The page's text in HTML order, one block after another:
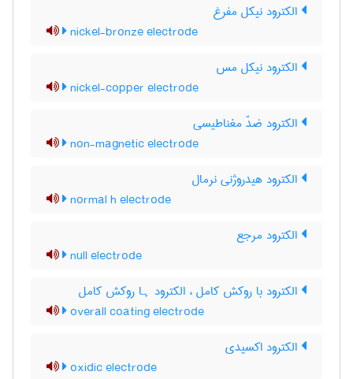
الکترود نیکل مفرغ
nickel-bronze electrode
الکترود نیکل مس
nickel-copper electrode
الکترود ضدّ مغناطیسی
non-magnetic electrode
الکترود هیدروژنی نرمال
normal h electrode
الکترود مرجع
null electrode
الکترود با روکش کامل ، الکترود ہا روکش کامل
overall coating electrode
الکترود اکسیدی
oxidic electrode